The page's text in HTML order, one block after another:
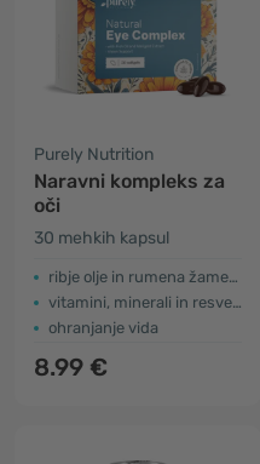
Purely Nutrition
Naravni kompleks za
oči
30 mehkih kapsul
ribje olje in rumena žametnica
vitamini, minerali in resveratrol
ohranjanje vida
8.99 €